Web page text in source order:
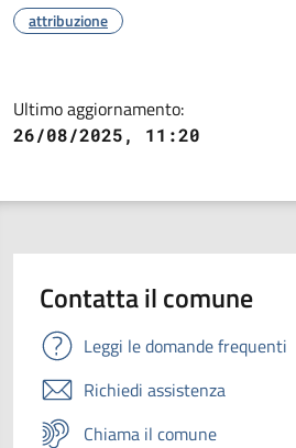
attribuzione
Ultimo aggiornamento:
26/08/2025, 11:20
Contatta il comune
Leggi le domande frequenti
Richiedi assistenza
Chiama il comune